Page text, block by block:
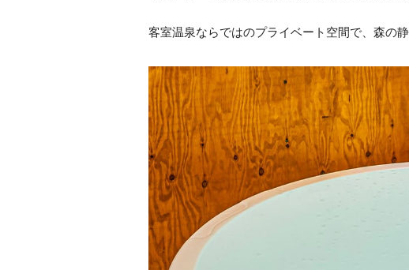
客室温泉ならではのプライベート空間で、森の